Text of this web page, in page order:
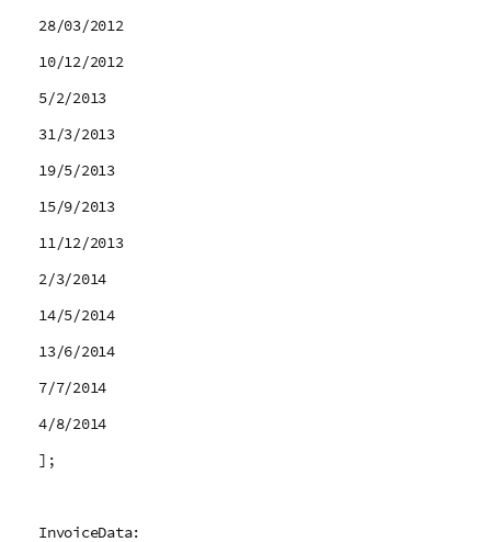
28/03/2012
10/12/2012
5/2/2013
31/3/2013
19/5/2013
15/9/2013
11/12/2013
2/3/2014
14/5/2014
13/6/2014
7/7/2014
4/8/2014
];
InvoiceData: